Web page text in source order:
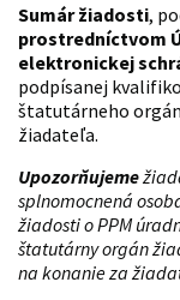
Sumár žiadosti,
prostredníctvom
elektronickej
podpísanej
štatutárneho
žiadateľa.
Upozorňujeme
splnomocnená
žiadosti o PPM
štatutárny orgán
na konanie za